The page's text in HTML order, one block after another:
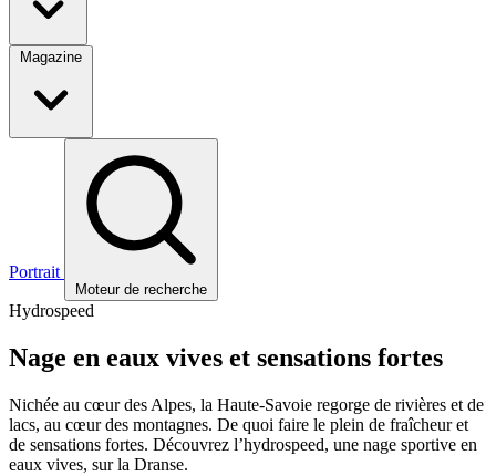
Magazine
Portrait
Moteur de recherche
Hydrospeed
Nage en eaux vives et sensations fortes
Nichée au cœur des Alpes, la Haute-Savoie regorge de rivières et de
lacs, au cœur des montagnes. De quoi faire le plein de fraîcheur et
de sensations fortes. Découvrez l’hydrospeed, une nage sportive en
eaux vives, sur la Dranse.